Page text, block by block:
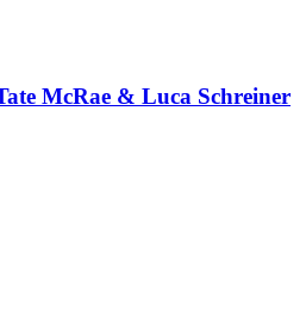
McRae & Luca Schreiner